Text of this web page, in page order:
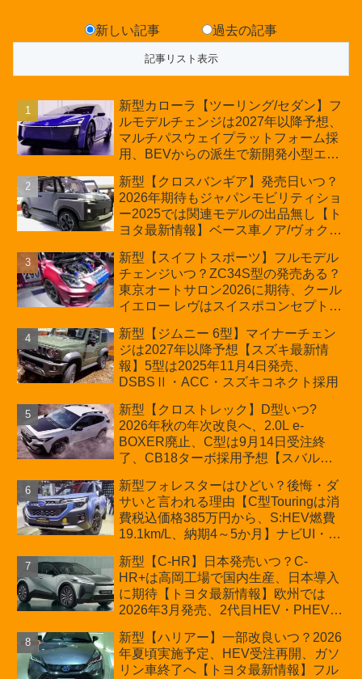
新しい記事 過去の記事
新型カローラ【ツーリング/セダン】フ
ルモデルチェンジは2027年以降予想、
マルチパスウェイプラットフォーム採
用、BEVからの派生で新開発小型エン
の採用は無しか【トヨタ最新情報】60
周年記念車発売
新型【クロスバンギア】発売日いつ？
2026年期待もジャパンモビリティショ
ー2025では関連モデルの出品無し【ト
ヨタ最新情報】ベース車ノア/ヴォクシ
ほか「コア」と「ツール」、デリカ
D:5対抗のクロスオーバーSUVミニバ
ン
新型【スイフトスポーツ】フルモデル
チェンジいつ？ZC34S型の発売ある？
東京オートサロン2026に期待、クール
イエロー レヴはスイスポコンセプト
プが争点【スズキ最新情報】特別仕様
車「ZC33S Final Edition」終了
新型【ジムニー 6型】マイナーチェン
ジは2027年以降予想【スズキ最新情
報】5型は2025年11月4日発売、
DSBSⅡ・ACC・スズキコネクト採用
新型【クロストレック】D型いつ?
2026年秋の年次改良へ、2.0L e-
BOXER廃止、C型は9月14日受注終
了、CB18ターボ採用予想【スバル最
新型フォレスターはひどい？後悔・ダ
サいと言われる理由【C型Touringは消
費税込価格385万円から、S:HEV燃費
19.1km/L、納期4～5か月】ナビUI・冬
カーオブザイヤーとJNCAP大賞受賞後
も残る注意点
新型【C-HR】日本発売いつ？C-
HR+は高岡工場で国内生産、日本導入
に期待【トヨタ最新情報】欧州では
2026年3月発売、2代目HEV・PHEVは
新型【ハリアー】一部改良いつ？2026
年夏頃実施予定、HEV受注再開、ガソ
リン車終了へ【トヨタ最新情報】フル